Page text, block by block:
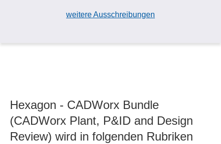
weitere Ausschreibungen
Hexagon - CADWorx Bundle
(CADWorx Plant, P&ID and Design
Review) wird in folgenden Rubriken